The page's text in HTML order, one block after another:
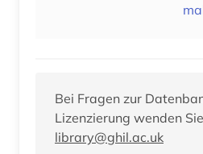
Bei Fragen zur
Lizenzierung wenden
library@ghil.ac.uk